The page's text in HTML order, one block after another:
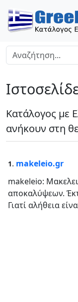
Κατάλογος με
ανήκουν στη
1. makeleio.gr
makeleio:
αποκαλύψεων.
Γιατί αλήθεια